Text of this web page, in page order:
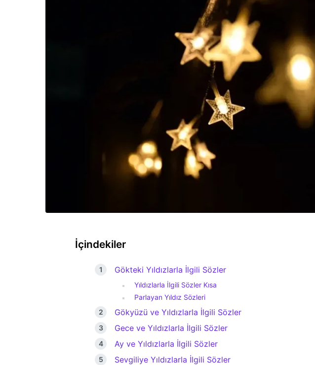
İçindekiler
Gökteki Yıldızlarla İlgili Sözler
Yıldızlarla İlgili Sözler Kısa
Parlayan Yıldız Sözleri
Gökyüzü ve Yıldızlarla İlgili Sözler
Gece ve Yıldızlarla İlgili Sözler
Ay ve Yıldızlarla İlgili Sözler
Sevgiliye Yıldızlarla İlgili Sözler